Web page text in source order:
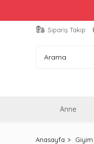
Sipariş Takip
Anne
Anasayfa Giyim